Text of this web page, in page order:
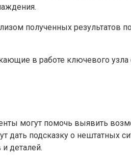
полученных результатов
в работе ключевого
могут помочь выявить
дать подсказку о нештатных
деталей.